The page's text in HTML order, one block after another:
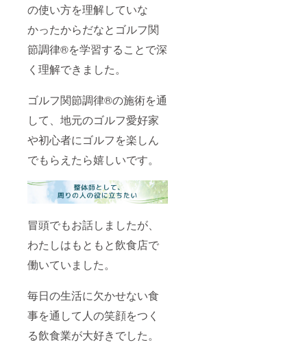
の使い方を理解していな
かったからだなとゴルフ関
節調律®️を学習することで深
く理解できました。
ゴルフ関節調律®の施術を通
して、地元のゴルフ愛好家
や初心者にゴルフを楽しん
でもらえたら嬉しいです。
冒頭でもお話しましたが、
わたしはもともと飲食店で
働いていました。
毎日の生活に欠かせない食
事を通して人の笑顔をつく
る飲食業が大好きでした。